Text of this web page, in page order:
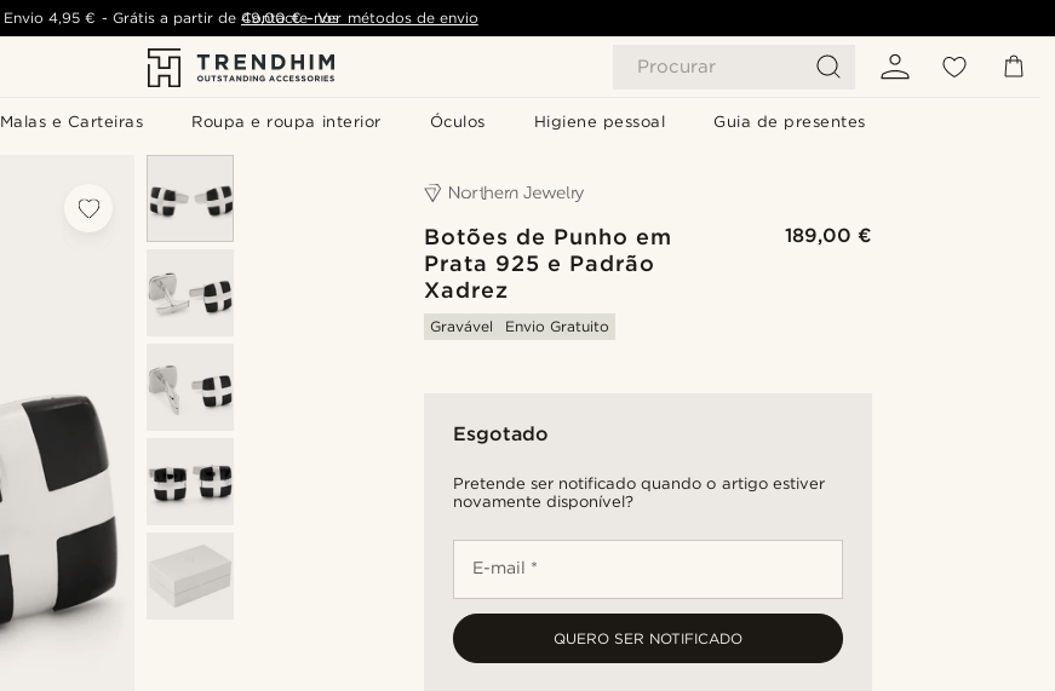
Procurar
Malas e Carteiras Roupa e roupa interior Óculos Higiene pessoal Guia de presentes
Envio 4,95 € - Grátis a partir de 49,00 € - Ver métodos de envio
Contacte-nos
Botões de Punho em
Prata 925 e Padrão
Xadrez
189,00 €
Gravável Envio Gratuito
Esgotado
Pretende ser notificado quando o artigo estiver
novamente disponível?
E-mail *
QUERO SER NOTIFICADO